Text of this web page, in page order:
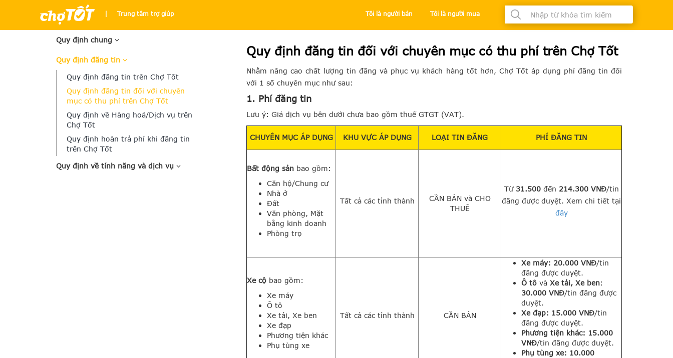
Trung tâm trợ giúp Tôi là người bán Tôi là người mua
Quy định chung
Quy định đăng tin
Quy định đăng tin trên Chợ Tốt
Quy định đăng tin đối với chuyên
mục có thu phí trên Chợ Tốt
Quy định về Hàng hoá/Dịch vụ trên
Chợ Tốt
Quy định hoàn trả phí khi đăng tin
trên Chợ Tốt
Quy định về tính năng và dịch vụ
Quy định đăng tin đối với chuyên mục có thu phí trên Chợ Tốt
Nhằm nâng cao chất lượng tin đăng và phục vụ khách hàng tốt hơn, Chợ Tốt áp dụng phí đăng tin đối
với 1 số chuyên mục như sau:
1. Phí đăng tin
Lưu ý: Giá dịch vụ bên dưới chưa bao gồm thuế GTGT (VAT).
CHUYÊN MỤC ÁP DỤNG KHU VỰC ÁP DỤNG LOẠI TIN ĐĂNG PHÍ ĐĂNG TIN
Bất động sản bao gồm:
Căn hộ/Chung cư
Nhà ở
Đất
Văn phòng, Mặt
bằng kinh doanh
Phòng trọ
Tất cả các tỉnh thành
CẦN BÁN và CHO
THUÊ
Từ 31.500 đến 214.300 VNĐ/tin
đăng được duyệt. Xem chi tiết tại
đây
Xe cộ bao gồm:
Xe máy
Ô tô
Xe tải, Xe ben
Xe đạp
Phương tiện khác
Phụ tùng xe
Tất cả các tỉnh thành CẦN BÁN
Xe máy: 20.000 VNĐ/tin
đăng được duyệt.
Ô tô và Xe tải, Xe ben:
30.000 VNĐ/tin đăng được
duyệt.
Xe đạp: 15.000 VNĐ/tin
đăng được duyệt.
Phương tiện khác: 15.000
VNĐ/tin đăng được duyệt.
Phụ tùng xe: 10.000